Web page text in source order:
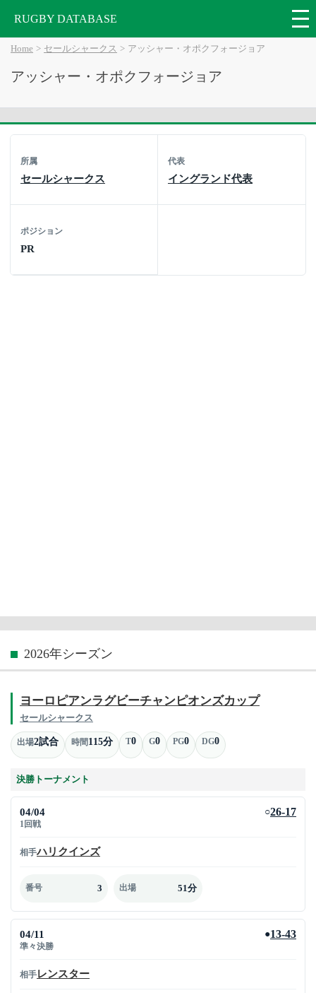
RUGBY DATABASE
Home セールシャークス アッシャー・オポクフォージョア
アッシャー・オポクフォージョア
所属
セールシャークス
代表
イングランド代表
ポジション
PR
2026年シーズン
ヨーロピアンラグビーチャンピオンズカップ
セールシャークス
出場2試合 時間115分 T0 G0 PG0 DG0
決勝トーナメント
04/04
1回戦
○26-17
相手ハリクインズ
番号 3 出場 51分
04/11
準々決勝
●13-43
相手レンスター